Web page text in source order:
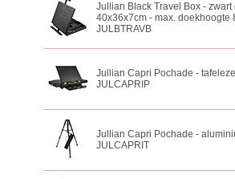
Jullian Black Travel Box -
40x36x7cm - max. doekhoogte
JULBTRAVB
Jullian Capri Pochade -
JULCAPRIP
Jullian Capri Pochade -
JULCAPRIT